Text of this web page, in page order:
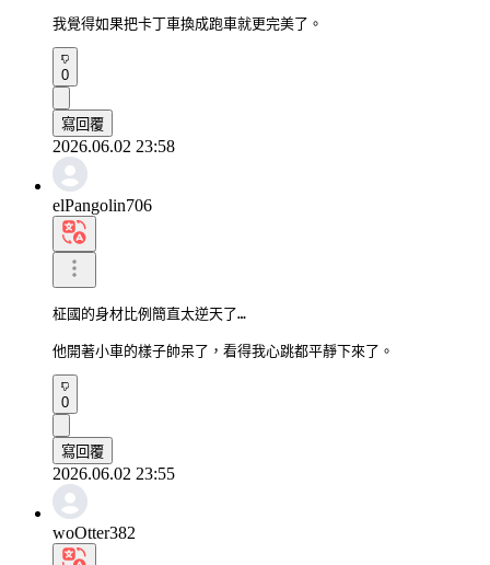
我覺得如果把卡丁車換成跑車就更完美了。
0
寫回覆
2026.06.02 23:58
elPangolin706
柾國的身材比例簡直太逆天了…
他開著小車的樣子帥呆了，看得我心跳都平靜下來了。
0
寫回覆
2026.06.02 23:55
woOtter382